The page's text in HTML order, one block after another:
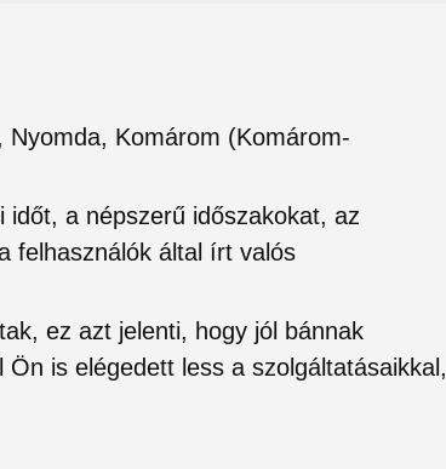
Komárom (Komárom-
a népszerű időszakokat, az
felhasználók által írt valós
ez azt jelenti, hogy jól bánnak
is elégedett less a szolgáltatásaikkal,